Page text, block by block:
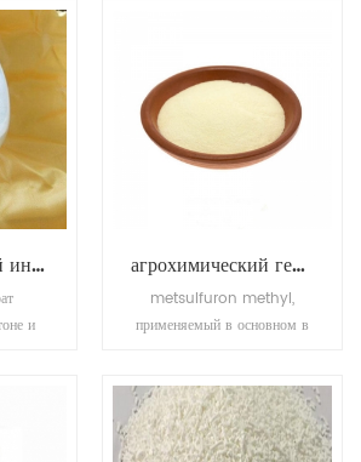
бензойной кислоты, является
пищевым консервантом,
который ингибирует рост
плесени, дрожжей и
агрохимический инсектицид эмамектин бензоат
и
агрохимический гербицид мецсульфурон-метил
metsulfuron methyl,
применяемый в основном в
сортов сорняков и некоторых
трав.